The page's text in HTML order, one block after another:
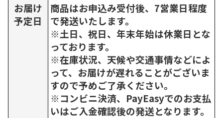
お届け
予定日
商品はお申込み受付後、7営業日程度
で発送いたします。
※土日、祝日、年末年始は休業日とな
っております。
※在庫状況、天候や交通事情などによ
って、お届けが遅れることがございま
すので予めご了承ください。
※コンビニ決済、PayEasyでのお支払
いはご入金確認後の発送となります。